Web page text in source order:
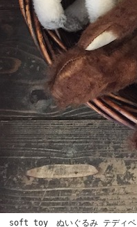
soft toy ぬいぐるみ テディベア